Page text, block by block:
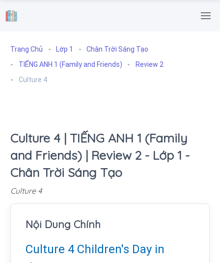
.
Trang Chủ Lớp 1
Chân Trời Sáng Tạo
TIẾNG ANH 1 (Family and Friends)
Review 2
Culture 4
Culture 4 | TIẾNG ANH 1 (Family
and Friends) | Review 2 - Lớp 1 -
Chân Trời Sáng Tạo
Culture 4
Nội Dung Chính
Culture 4 Children's Day in